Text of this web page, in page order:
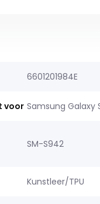
6601201984E
voor Samsung Galaxy
SM-S942
Kunstleer/TPU